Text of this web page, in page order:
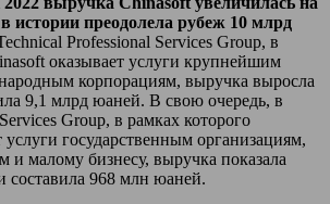
истории преодолела рубеж 10 млрд
Professional Services Group, в
оказывает услуги крупнейшим
корпорациям, выручка выросла
9,1 млрд юаней. В свою очередь, в
Group, в рамках которого
государственным организациям,
и малому бизнесу, выручка показала
составила 968 млн юаней.